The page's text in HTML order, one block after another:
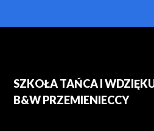
SZKOŁA TAŃCA I
B&W PRZEMIENIECCY